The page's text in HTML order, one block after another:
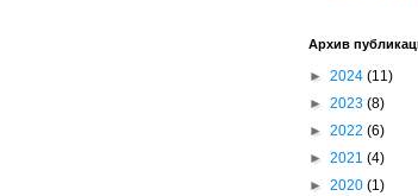
Архив
► 2024 (11)
► 2023 (8)
► 2022 (6)
► 2021 (4)
► 2020 (1)